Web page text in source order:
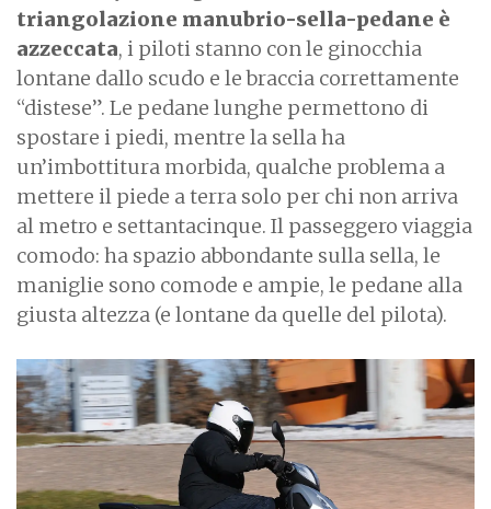
triangolazione manubrio-sella-pedane è
azzeccata, i piloti stanno con le ginocchia
lontane dallo scudo e le braccia correttamente
“distese”. Le pedane lunghe permettono di
spostare i piedi, mentre la sella ha
un’imbottitura morbida, qualche problema a
mettere il piede a terra solo per chi non arriva
al metro e settantacinque. Il passeggero viaggia
comodo: ha spazio abbondante sulla sella, le
maniglie sono comode e ampie, le pedane alla
giusta altezza (e lontane da quelle del pilota).